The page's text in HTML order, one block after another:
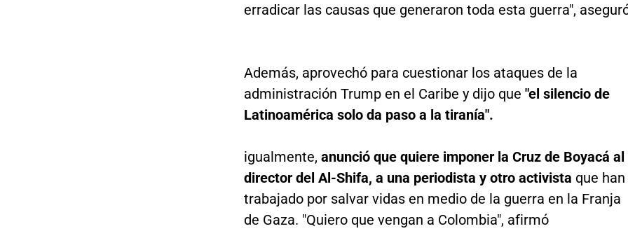
erradicar las causas que generaron toda esta guerra",
Además, aprovechó para cuestionar los ataques de la
administración Trump en el Caribe y dijo que "el silencio de
Latinoamérica solo da paso a la tiranía".
igualmente, anunció que quiere imponer la Cruz de Boyacá al
director del Al-Shifa, a una periodista y otro activista que han
trabajado por salvar vidas en medio de la guerra en la Franja
de Gaza. "Quiero que vengan a Colombia", afirmó